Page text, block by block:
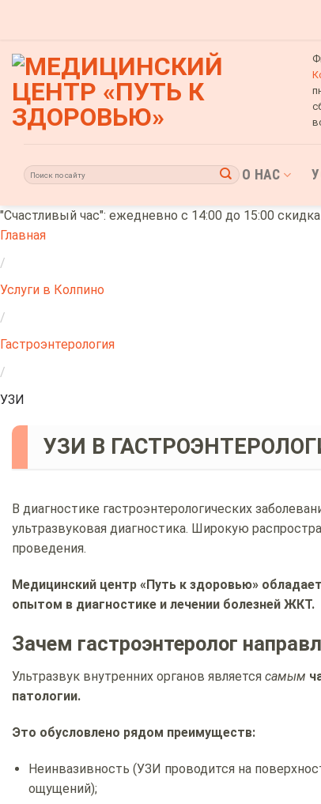
О НАС
"Счастливый час": ежедневно с 14:00 до 15:00
Главная
/
Услуги в Колпино
/
Гастроэнтерология
/
УЗИ
УЗИ В
В диагностике гастроэнтерологических
ультразвуковая диагностика. Широкую
проведения.
Медицинский центр «Путь к здоровью»
опытом в диагностике и лечении болезней ЖКТ.
Зачем гастроэнтеролог
Ультразвук внутренних органов является самым
патологии.
Это обусловлено рядом преимуществ:
Неинвазивность (УЗИ проводится на
ощущений);